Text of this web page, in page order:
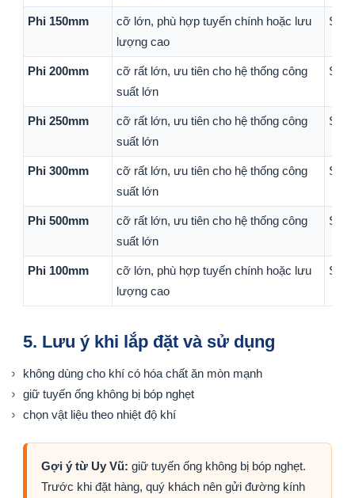
Phi 150mm
cỡ lớn, phù hợp tuyến chính hoặc lưu
lượng cao
Sản
Phi 200mm
cỡ rất lớn, ưu tiên cho hệ thống công
suất lớn
Sản
Phi 250mm
cỡ rất lớn, ưu tiên cho hệ thống công
suất lớn
Sản
Phi 300mm
cỡ rất lớn, ưu tiên cho hệ thống công
suất lớn
Sản
Phi 500mm
cỡ rất lớn, ưu tiên cho hệ thống công
suất lớn
Sản
Phi 100mm
cỡ lớn, phù hợp tuyến chính hoặc lưu
lượng cao
Sản
5. Lưu ý khi lắp đặt và sử dụng
không dùng cho khí có hóa chất ăn mòn mạnh
giữ tuyến ống không bị bóp nghẹt
chọn vật liệu theo nhiệt độ khí
Gợi ý từ Uy Vũ: giữ tuyến ống không bị bóp nghẹt.
Trước khi đặt hàng, quý khách nên gửi đường kính